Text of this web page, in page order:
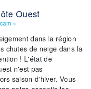
Ouest
»
dans la région
chutes de neige dans la
! L'état de
n'est pas
saison d'hiver. Vous